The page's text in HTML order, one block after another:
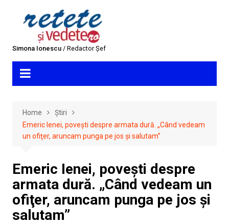
Simona Ionescu/ Redactor Șef
Home
Știri
Emeric Ienei, povești despre armata dură. „Când vedeam
un ofiţer, aruncam punga pe jos şi salutam”
Emeric Ienei, povești despre
armata dură. „Când vedeam un
ofiţer, aruncam punga pe jos şi
salutam”